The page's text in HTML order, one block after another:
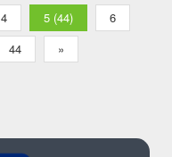
4 5 (44)
6
44 »